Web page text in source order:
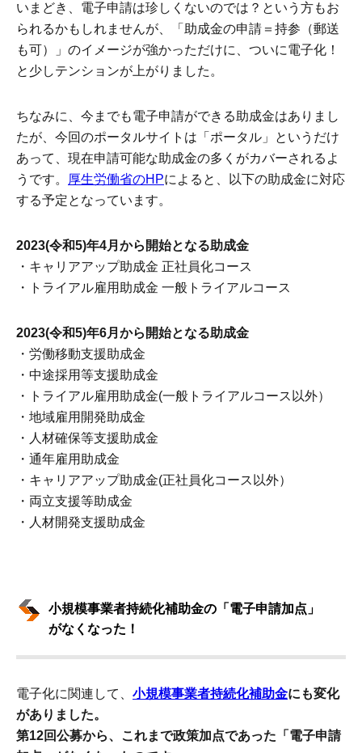
いまどき、電子申請は珍しくないのでは？という方もお
られるかもしれませんが、「助成金の申請＝持参（郵送
も可）」のイメージが強かっただけに、ついに電子化！
と少しテンションが上がりました。
ちなみに、今までも電子申請ができる助成金はありまし
たが、今回のポータルサイトは「ポータル」というだけ
あって、現在申請可能な助成金の多くがカバーされるよ
うです。
厚生労働省のHPによると、以下の助成金に対応
する予定となっています。
2023(令和5)年4月から開始となる助成金
・キャリアアップ助成金 正社員化コース
・トライアル雇用助成金 一般トライアルコース
2023(令和5)年6月から開始となる助成金
・労働移動支援助成金
・中途採用等支援助成金
・トライアル雇用助成金(一般トライアルコース以外）
・地域雇用開発助成金
・人材確保等支援助成金
・通年雇用助成金
・キャリアアップ助成金(正社員化コース以外）
・両立支援等助成金
・人材開発支援助成金
小規模事業者持続化補助金の「電子申請加点」
がなくなった！
電子化に関連して、 小規模事業者持続化補助金にも変化
がありました。
第12回公募から、これまで政策加点であった「電子申請